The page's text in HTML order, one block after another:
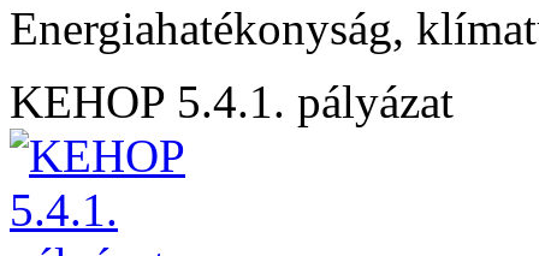
Energiahatékonyság,
KEHOP 5.4.1. pályázat